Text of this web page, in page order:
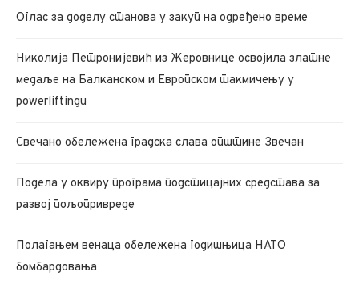
Oглас за доделу станова у закуп на одређено време
Николија Петронијевић из Жеровнице освојила златне
медаље на Балканском и Европском такмичењу у
powerliftingu
Свечано обележена градска слава општине Звечан
Подела у оквиру програма подстицајних средстава за
развој пољопривреде
Полагањем венаца обележена годишњица НАТО
бомбардовања